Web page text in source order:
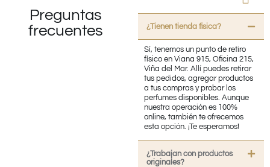
Preguntas
frecuentes
¿Tienen tienda fisica?
Sí, tenemos un punto de retiro
físico en Viana 915, Oficina 215,
Viña del Mar. Allí puedes retirar
tus pedidos, agregar productos
a tus compras y probar los
perfumes disponibles. Aunque
nuestra operación es 100%
online, también te ofrecemos
esta opción. ¡Te esperamos!
¿Trabajan con productos
originales?